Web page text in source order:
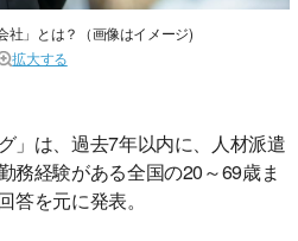
社」とは？（画像はイメージ)
拡大する
」は、過去7年以内に、人材派遣
務経験がある全国の20～69歳ま
答を元に発表。